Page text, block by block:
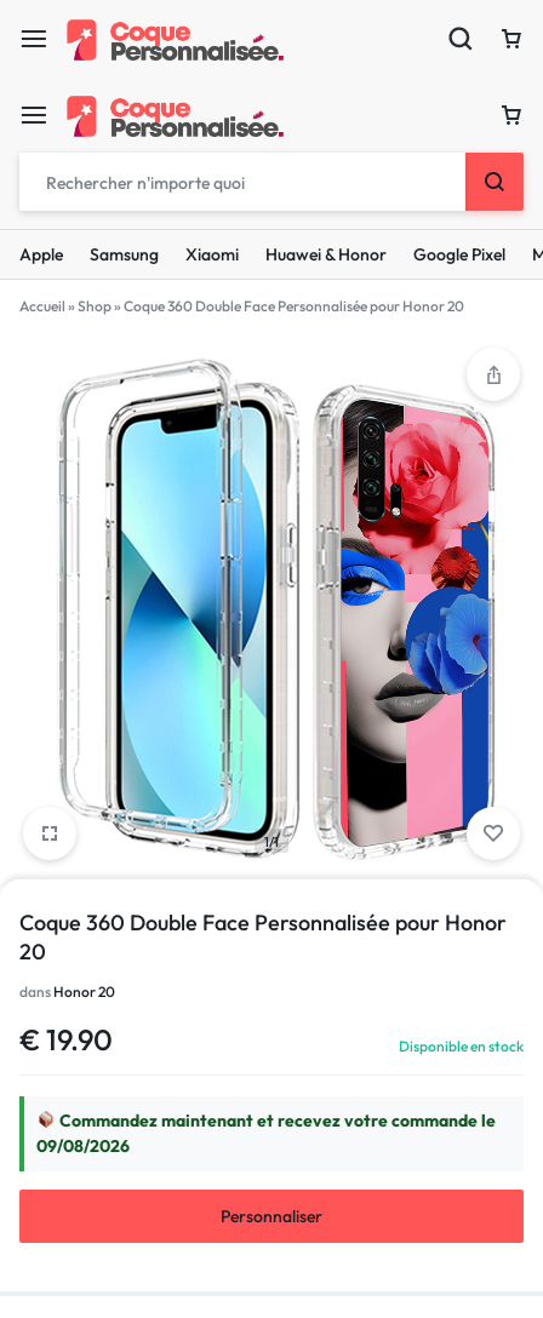
Apple Samsung Xiaomi Huawei & Honor Google Pixel
Accueil » Shop» Coque 360 Double Face Personnalisée pour Honor 20
1/1
Coque 360 Double Face Personnalisée pour Honor
20
dans Honor 20
€ 19.90 Disponible en stock
Commandez maintenant et recevez votre commande le
09/08/2026
Personnaliser